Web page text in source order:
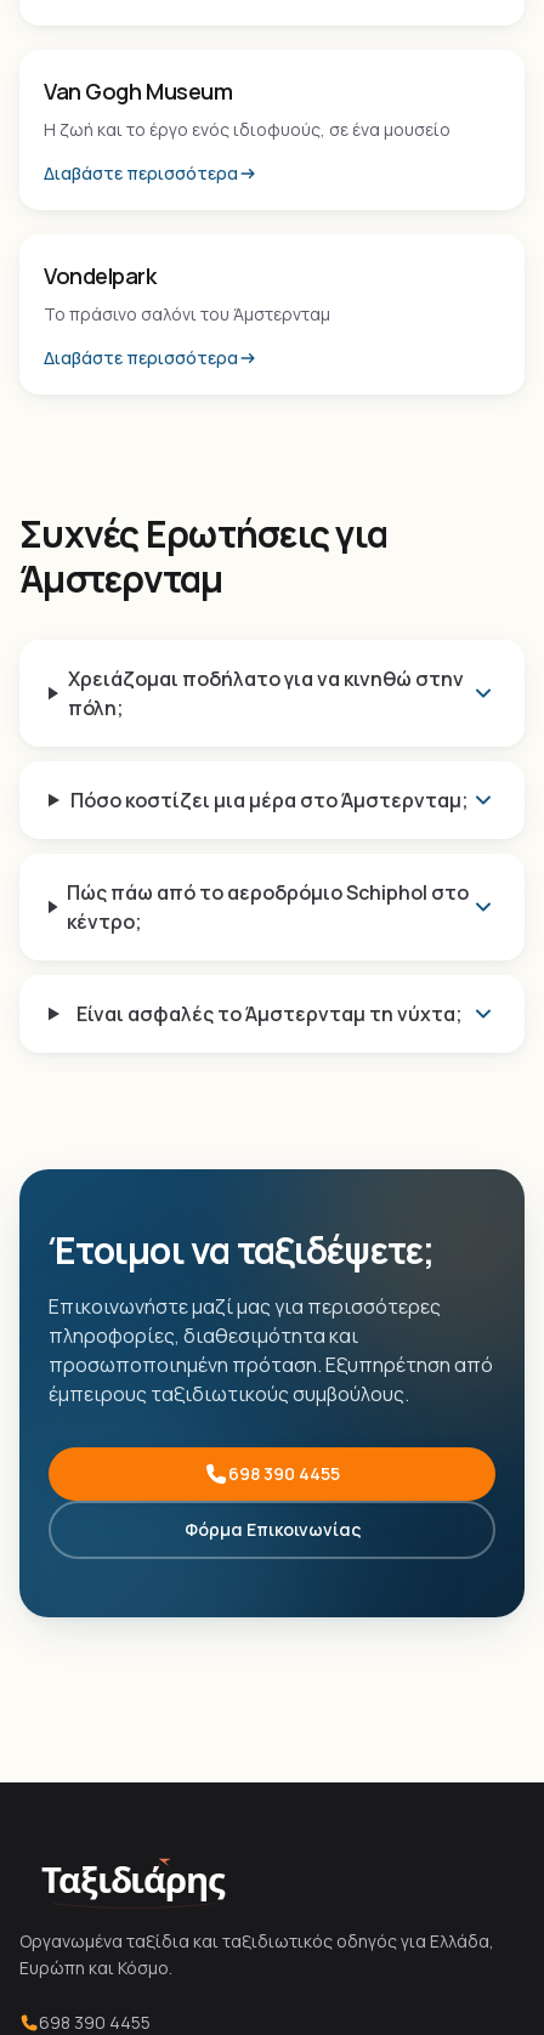
Van Gogh Museum
Η ζωή και το έργο ενός ιδιοφυούς, σε ένα μουσείο
Διαβάστε περισσότερα
Vondelpark
Το πράσινο σαλόνι του Άμστερνταμ
Διαβάστε περισσότερα
Συχνές Ερωτήσεις για
Άμστερνταμ
Χρειάζομαι ποδήλατο για να κινηθώ στην
πόλη;
Πόσο κοστίζει μια μέρα στο Άμστερνταμ;
Πώς πάω από το αεροδρόμιο Schiphol στο
κέντρο;
Είναι ασφαλές το Άμστερνταμ τη νύχτα;
Έτοιμοι να ταξιδέψετε;
Επικοινωνήστε μαζί μας για περισσότερες
πληροφορίες, διαθεσιμότητα και
προσωποποιημένη πρόταση. Εξυπηρέτηση από
έμπειρους ταξιδιωτικούς συμβούλους.
698 390 4455
Φόρμα Επικοινωνίας
Ταξιδιάρης
Οργανωμένα ταξίδια και ταξιδιωτικός οδηγός για Ελλάδα,
Ευρώπη και Κόσμο.
698 390 4455